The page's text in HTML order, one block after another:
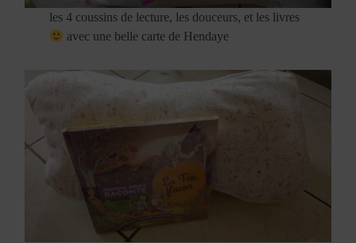
les 4 coussins de lecture, les douceurs, et les livres
avec une belle carte de Hendaye